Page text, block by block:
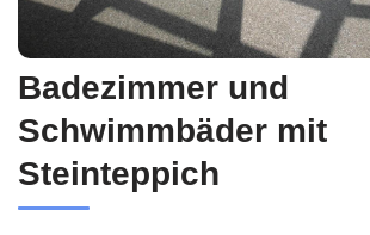
Badezimmer und
Schwimmbäder mit
Steinteppich